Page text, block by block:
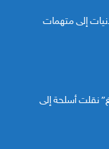
إلى متهمات
نقلت أسلحة إلى